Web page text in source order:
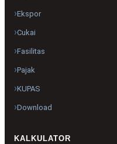
Ekspor
Cukai
Fasilitas
Pajak
KUPAS
Download
KALKULATOR